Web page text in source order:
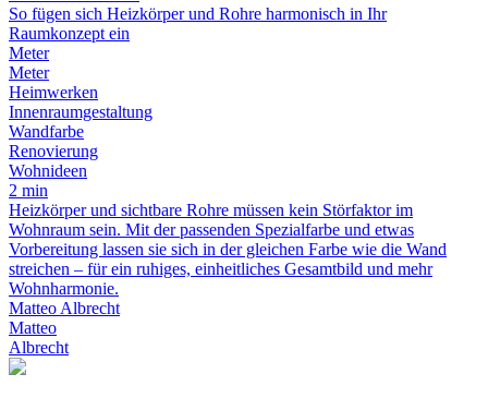
So fügen sich Heizkörper und Rohre harmonisch in Ihr
Raumkonzept ein
Meter
Meter
Heimwerken
Innenraumgestaltung
Wandfarbe
Renovierung
Wohnideen
2 min
Heizkörper und sichtbare Rohre müssen kein Störfaktor im
Wohnraum sein. Mit der passenden Spezialfarbe und etwas
Vorbereitung lassen sie sich in der gleichen Farbe wie die Wand
streichen – für ein ruhiges, einheitliches Gesamtbild und mehr
Wohnharmonie.
Matteo Albrecht
Matteo
Albrecht